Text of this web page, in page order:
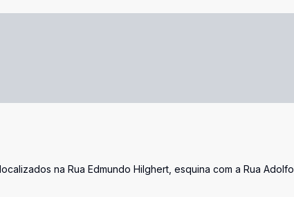
na Rua Edmundo Hilghert, esquina com a Rua Adolfo